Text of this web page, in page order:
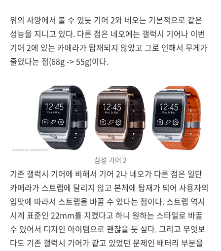
위의 사양에서 볼 수 있듯 기어 2와 네오는 기본적으로 같은
성능을 지니고 있다. 다른 점은 네오에는 갤럭시 기어나 이번
기어 2에 있는 카메라가 탑재되지 않았고 그로 인해서 무게가
줄었다는 점(68g -> 55g)이다.
삼성 기어 2
기존 갤럭시 기어에 비해서 기어 2나 네오가 다른 점은 일단
카메라가 스트랩에 달리지 않고 본체에 탑재가 되어 사용자의
입맛에 따라서 스트랩을 바꿀 수 있다는 점이다. 스트랩 역시
시계 표준인 22mm를 지켰다고 하니 원하는 스타일로 바꿀
수 있어서 디자인 아이템으로 괜찮을 듯 싶다. 그리고 무엇보
다도 기존 갤럭시 기어가 같고 있었던 문제인 배터리 부분을